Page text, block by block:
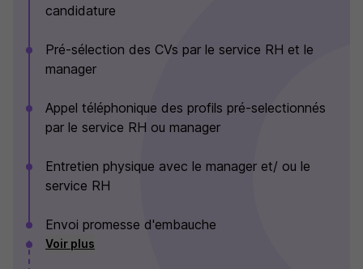
candidature
Pré-sélection des CVs par le service RH et le
manager
Appel téléphonique des profils pré-selectionnés
par le service RH ou manager
Entretien physique avec le manager et/ ou le
service RH
Envoi promesse d'embauche
Voir plus